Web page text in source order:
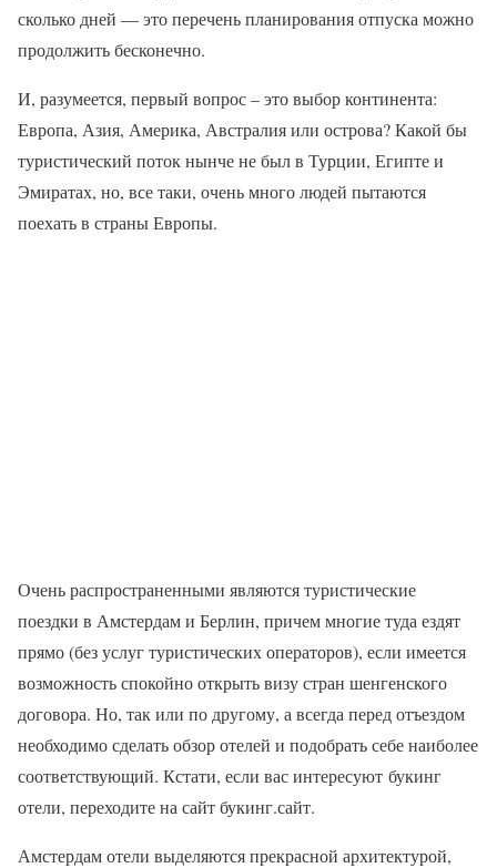
сколько дней — это перечень планирования отпуска можно
продолжить бесконечно.
И, разумеется, первый вопрос – это выбор континента:
Европа, Азия, Америка, Австралия или острова? Какой бы
туристический поток нынче не был в Турции, Египте и
Эмиратах, но, все таки, очень много людей пытаются
поехать в страны Европы.
Очень распространенными являются туристические
поездки в Амстердам и Берлин, причем многие туда ездят
прямо (без услуг туристических операторов), если имеется
возможность спокойно открыть визу стран шенгенского
договора. Но, так или по другому, а всегда перед отъездом
необходимо сделать обзор отелей и подобрать себе наиболее
соответствующий. Кстати, если вас интересуют букинг
отели, переходите на сайт букинг.сайт.
Амстердам отели выделяются прекрасной архитектурой,